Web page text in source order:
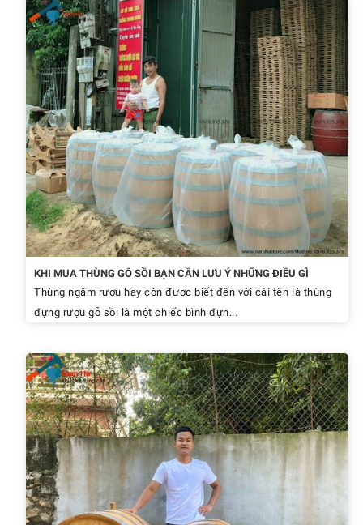
KHI MUA THÙNG GỖ SỒI BẠN CẦN LƯU Ý NHỮNG ĐIỀU GÌ
Thùng ngâm rượu hay còn được biết đến với cái tên là thùng
đựng rượu gỗ sồi là một chiếc bình đựn...